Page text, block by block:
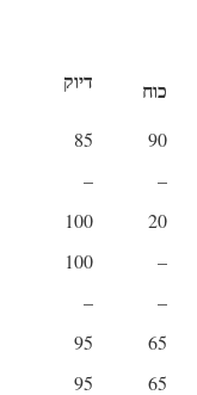
כוח דיוק
90
85
–
–
20
100
–
100
–
–
65
95
65
95